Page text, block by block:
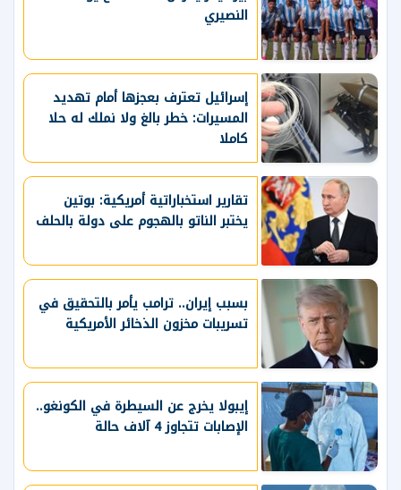
النصيري
إسرائيل تعترف بعجزها أمام تهديد
المسيرات: خطر بالغ ولا نملك له حلا
كاملا
تقارير استخباراتية أمريكية: بوتين
يختبر الناتو بالهجوم على دولة بالحلف
بسبب إيران.. ترامب يأمر بالتحقيق في
تسريبات مخزون الذخائر الأمريكية
إيبولا يخرج عن السيطرة في الكونغو..
الإصابات تتجاوز 4 آلاف حالة